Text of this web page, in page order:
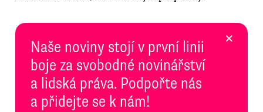
Naše noviny stojí v první linii
boje za svobodné novinářství
a lidská práva. Podpořte nás
a přidejte se k nám!
×